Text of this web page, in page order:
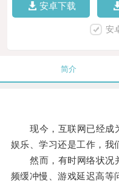
安卓下载
安
简介
现今，互联网已经成
娱乐、学习还是工作，我
然而，有时网络状况
频缓冲慢、游戏延迟高等